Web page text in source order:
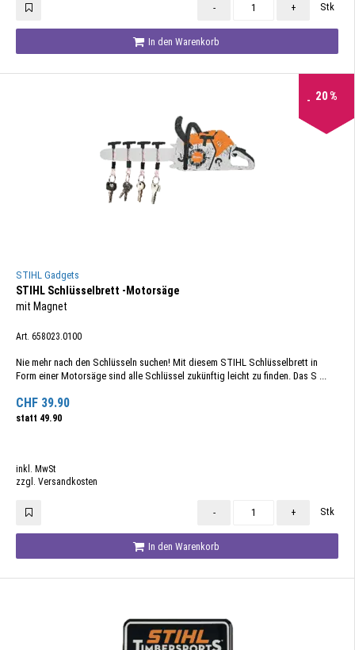
- + Stk
In den Warenkorb
20%
STIHL Gadgets
STIHL Schlüsselbrett -Motorsäge
mit Magnet
Art. 658023.0100
Nie mehr nach den Schlüsseln suchen! Mit diesem STIHL Schlüsselbrett in
Form einer Motorsäge sind alle Schlüssel zukünftig leicht zu finden. Das S ...
CHF 39.90
statt 49.90
inkl. MwSt
zzgl. Versandkosten
- + Stk
In den Warenkorb